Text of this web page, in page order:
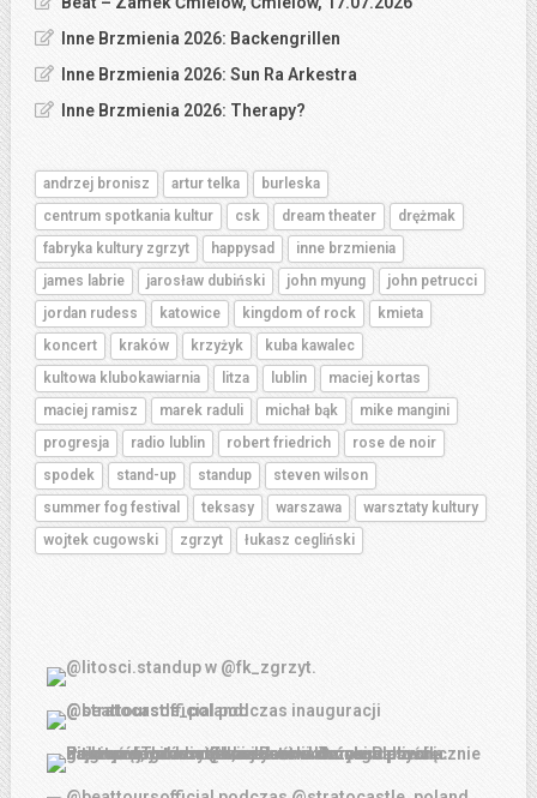
Inne Brzmienia 2026: Backengrillen
Inne Brzmienia 2026: Sun Ra Arkestra
Inne Brzmienia 2026: Therapy?
andrzej bronisz artur telka
burleska
centrum spotkania kultur
csk dream theater
drężmak
fabryka kultury zgrzyt
happysad
inne brzmienia
james labrie
jarosław dubiński john myung
john petrucci
jordan rudess
katowice kingdom of rock
kmieta
koncert
kraków krzyżyk
kuba kawalec
kultowa klubokawiarnia
litza lublin
maciej kortas
maciej ramisz
marek raduli michał bąk
mike mangini
progresja
radio lublin robert friedrich
rose de noir
spodek
stand-up standup
steven wilson
summer fog festival
teksasy warszawa
warsztaty kultury
wojtek cugowski
zgrzyt łukasz cegliński